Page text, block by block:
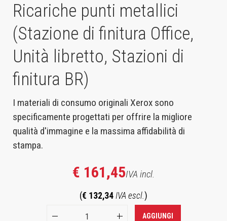
Ricariche punti metallici
(Stazione di finitura Office,
Unità libretto, Stazioni di
finitura BR)
I materiali di consumo originali Xerox sono
specificamente progettati per offrire la migliore
qualità d'immagine e la massima affidabilità di
stampa.
€ 161,45IVA incl.
(€ 132,34 IVA escl.)
AGGIUNGI